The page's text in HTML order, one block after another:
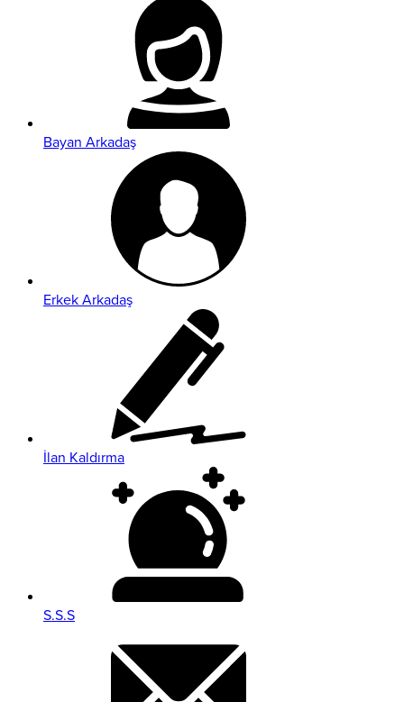
Bayan Arkadaş
Erkek Arkadaş
İlan Kaldırma
S.S.S